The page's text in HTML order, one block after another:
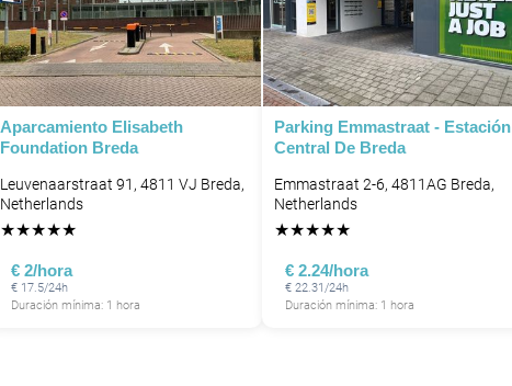
Aparcamiento Elisabeth
Foundation Breda
Leuvenaarstraat 91, 4811 VJ Breda,
Netherlands
★★★★★
€ 2/hora
€ 17.5/24h
Duración mínima: 1 hora
Parking Emmastraat - Estación
Central De Breda
Emmastraat 2-6, 4811AG Breda,
Netherlands
★★★★★
€ 2.24/hora
€ 22.31/24h
Duración mínima: 1 hora